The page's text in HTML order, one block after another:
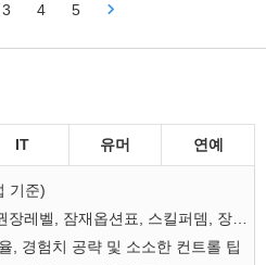
3 4 5
IT 유머 연예
기준)
[울티마 스쿼드] 스테이지 권장레벨, 잠재옵션표, 스킬퍼뎀, 장비 리스트 및 능력치 공유
, 경험치 공략 및 소소한 컨트롤 팁